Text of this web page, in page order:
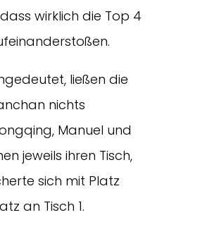
wirklich die Top 4
ließen die
nichts
Manuel und
jeweils ihren Tisch,
sich mit Platz
an Tisch 1.